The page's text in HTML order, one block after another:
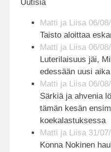
Uutisia
Matti ja Liisa 06/
Taisto aloittaa
Matti ja Liisa 06/
Luterilaisuus jäi,
edessään uusi
Matti ja Liisa 06/
Särkiä ja ahvenia
tämän kesän
koekalastuksessa
Matti ja Liisa 31/
Konna Nokinen